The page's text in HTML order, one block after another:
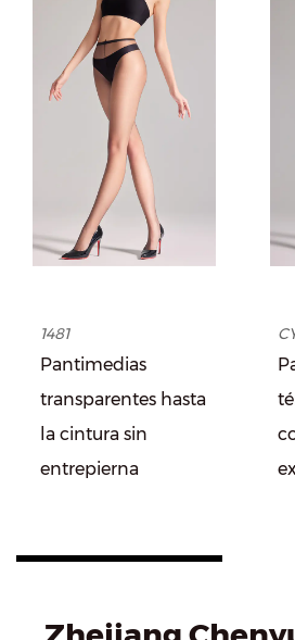
1481
Pantimedias
transparentes hasta
la cintura sin
entrepierna